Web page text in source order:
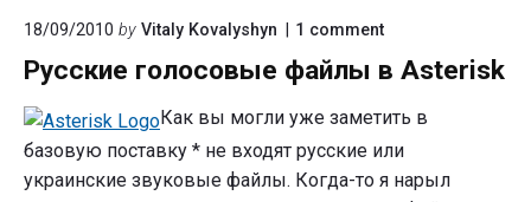
18/09/2010 by Vitaly Kovalyshyn 1 commenton
голосовые
в
Русские голосовые файлы в Asterisk
Как вы могли уже заметить в
базовую поставку * не входят русские или
украинские звуковые файлы. Когда-то я нарыл